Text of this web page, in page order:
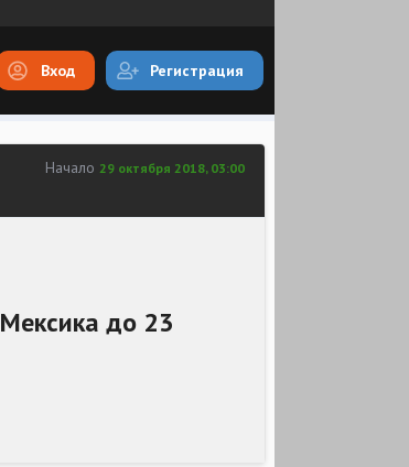
Вход Регистрация
Начало 29 октября 2018, 03:00
Мексика до 23